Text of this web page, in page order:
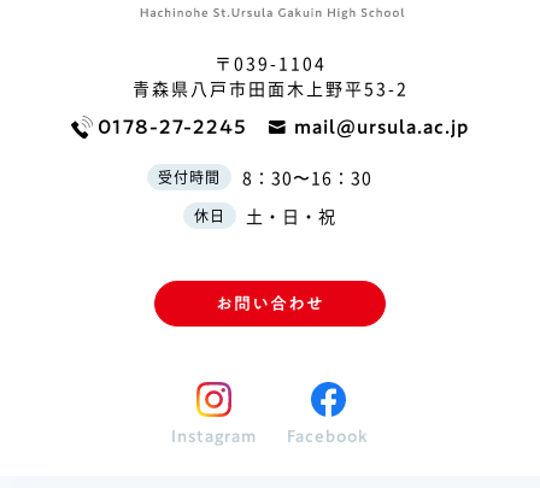
〒039-1104
青森県八戸市田面木上野平53-2
0178-27-2245 mail@ursula.ac.jp
受付時間 8：30〜16：30
休日 土・日・祝
お問い合わせ
Instagram Facebook